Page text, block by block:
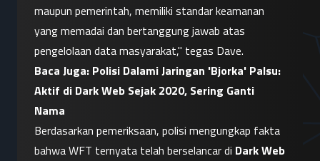
maupun pemerintah, memiliki standar keamanan
yang memadai dan bertanggung jawab atas
pengelolaan data masyarakat," tegas Dave.
Baca Juga: Polisi Dalami Jaringan 'Bjorka' Palsu:
Aktif di Dark Web Sejak 2020, Sering Ganti
Nama
Berdasarkan pemeriksaan, polisi mengungkap fakta
bahwa WFT ternyata telah berselancar di Dark Web